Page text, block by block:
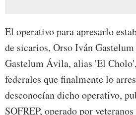
El operativo para apresarlo
de sicarios, Orso Iván
Gastelum Ávila, alias 'El
federales que finalmente lo
desconocían dicho operativo,
SOFREP, operado por